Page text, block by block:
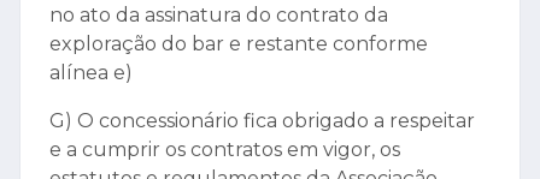
no ato da assinatura do contrato da
exploração do bar e restante conforme
alínea e)
G) O concessionário fica obrigado a respeitar
e a cumprir os contratos em vigor, os